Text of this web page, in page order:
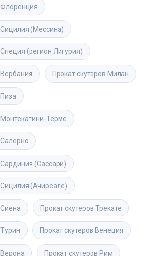
Флоренция
Сицилия (Мессина)
Специя (регион Лигурия)
Вербания Прокат скутеров Милан
Пиза
Монтекатини-Терме
Салерно
Сардиния (Сассари)
Сицилия (Ачиреале)
Сиена Прокат скутеров Трекате
Турин Прокат скутеров Венеция
Верона Прокат скутеров Рим